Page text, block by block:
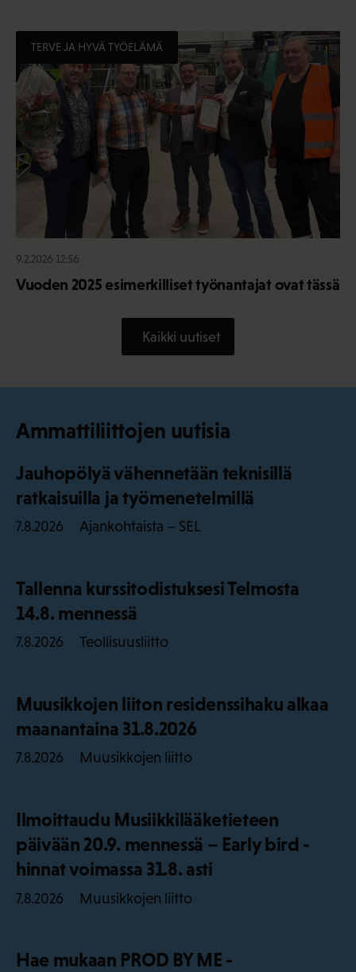
TERVE JA HYVÄ TYÖELÄMÄ
9.2.2026 12:56
Vuoden 2025 esimerkilliset työnantajat ovat tässä
Kaikki uutiset
Ammattiliittojen uutisia
Jauhopölyä vähennetään teknisillä
ratkaisuilla ja työmenetelmillä
7.8.2026 Ajankohtaista – SEL
Tallenna kurssitodistuksesi Telmosta
14.8. mennessä
7.8.2026 Teollisuusliitto
Muusikkojen liiton residenssihaku alkaa
maanantaina 31.8.2026
7.8.2026 Muusikkojen liitto
Ilmoittaudu Musiikkilääketieteen
päivään 20.9. mennessä – Early bird -
hinnat voimassa 31.8. asti
7.8.2026 Muusikkojen liitto
Hae mukaan PROD BY ME -